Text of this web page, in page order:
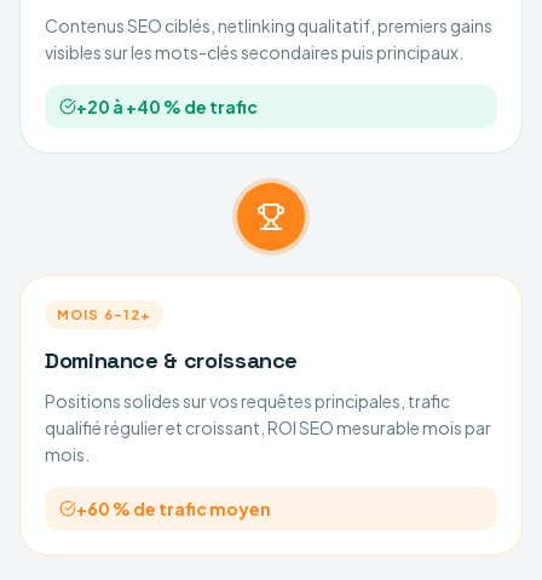
Contenus SEO ciblés, netlinking qualitatif, premiers gains
visibles sur les mots-clés secondaires puis principaux.
+20 à +40 % de trafic
MOIS 6–12+
Dominance & croissance
Positions solides sur vos requêtes principales, trafic
qualifié régulier et croissant, ROI SEO mesurable mois par
mois.
+60 % de trafic moyen